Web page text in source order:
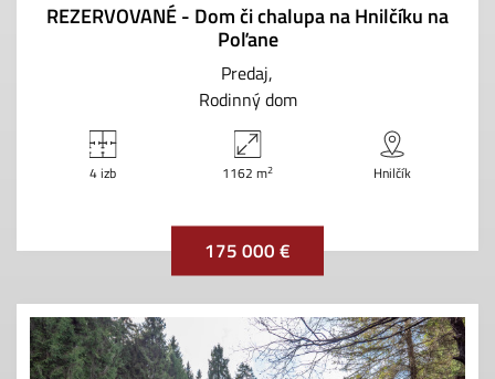
REZERVOVANÉ - Dom či chalupa na Hnilčíku na
Poľane
Predaj
Rodinný dom
4 izb 1162 m2 Hnilčík
175 000 €